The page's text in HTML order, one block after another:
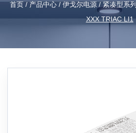
产品中心
新闻中心
首页 / 产品中心 / 伊戈尔电源 / 紧凑型系列
XXX TRIAC LI1